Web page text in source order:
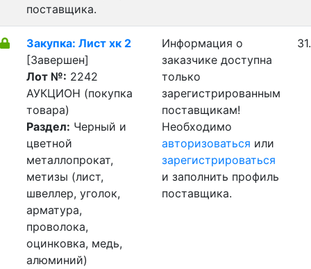
поставщика.
Закупка: Лист хк 2
[Завершен]
Лот №: 2242
АУКЦИОН (покупка
товара)
Раздел: Черный и
цветной
металлопрокат,
метизы (лист,
швеллер, уголок,
арматура,
проволока,
оцинковка, медь,
алюминий)
Информация о
заказчике доступна
только
зарегистрированным
поставщикам!
Необходимо
авторизоваться или
зарегистрироваться
и заполнить профиль
поставщика.